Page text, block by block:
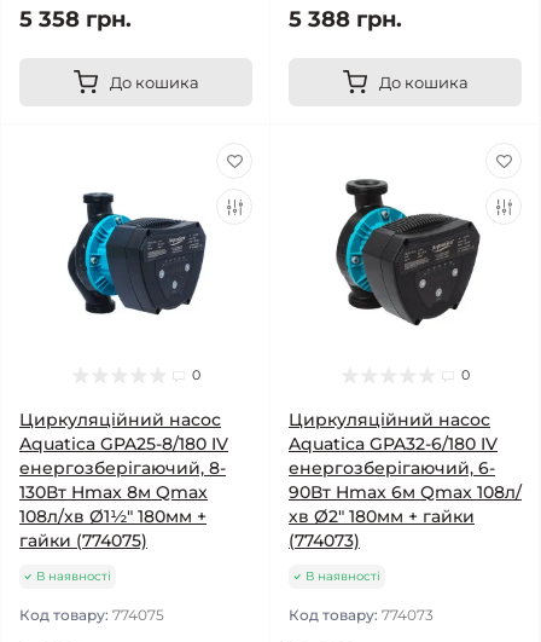
5 358 грн.
До кошика
5 388 грн.
До кошика
0
Циркуляційний насос
Aquatica GPA25-8/180 IV
енергозберігаючий, 8-
130Вт Hmax 8м Qmax
108л/хв Ø1½" 180мм +
гайки (774075)
В наявності
Код товару: 774075
0
Циркуляційний насос
Aquatica GPA32-6/180 IV
енергозберігаючий, 6-
90Вт Hmax 6м Qmax 108л/
хв Ø2" 180мм + гайки
(774073)
В наявності
Код товару: 774073